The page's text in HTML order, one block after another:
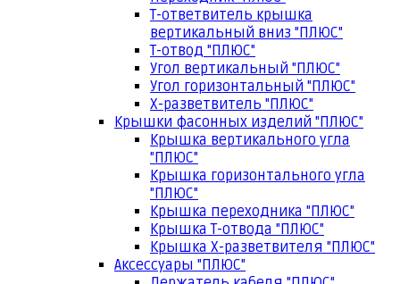
Т-ответвитель крышка
вертикальный вниз "ПЛЮС"
Т-отвод "ПЛЮС"
Угол вертикальный "ПЛЮС"
Угол горизонтальный "ПЛЮС"
Х-разветвитель "ПЛЮС"
Крышки фасонных изделий "ПЛЮС"
Крышка вертикального угла
"ПЛЮС"
Крышка горизонтального угла
"ПЛЮС"
Крышка переходника "ПЛЮС"
Крышка Т-отвода "ПЛЮС"
Крышка Х-разветвителя "ПЛЮС"
Аксессуары "ПЛЮС"